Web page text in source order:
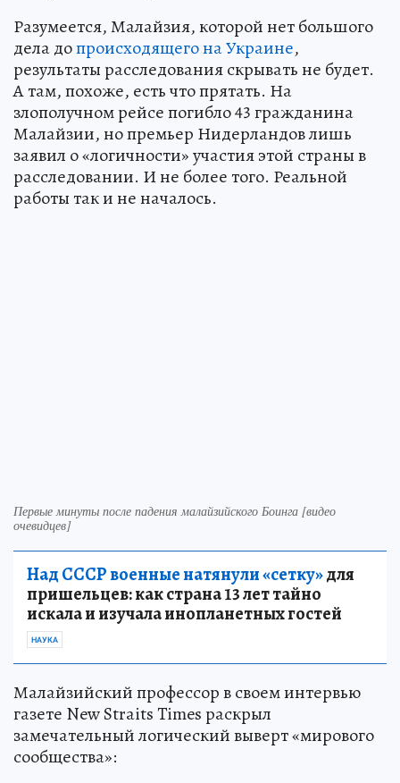
Разумеется, Малайзия, которой нет большого
дела допроисходящего на Украине,
результаты расследования скрывать не будет.
А там, похоже, есть что прятать. На
злополучном рейсе погибло 43 гражданина
Малайзии, но премьер Нидерландов лишь
заявил о «логичности» участия этой страны в
расследовании. И не более того. Реальной
работы так и не началось.
Первые минуты после падения малайзийского Боинга [видео
очевидцев]
Над СССР военные натянули «сетку»для
пришельцев: как страна 13 лет тайно
искала и изучала инопланетных гостей
НАУКА
Малайзийский профессор в своем интервью
газете New Straits Times раскрыл
замечательный логический выверт «мирового
сообщества»: